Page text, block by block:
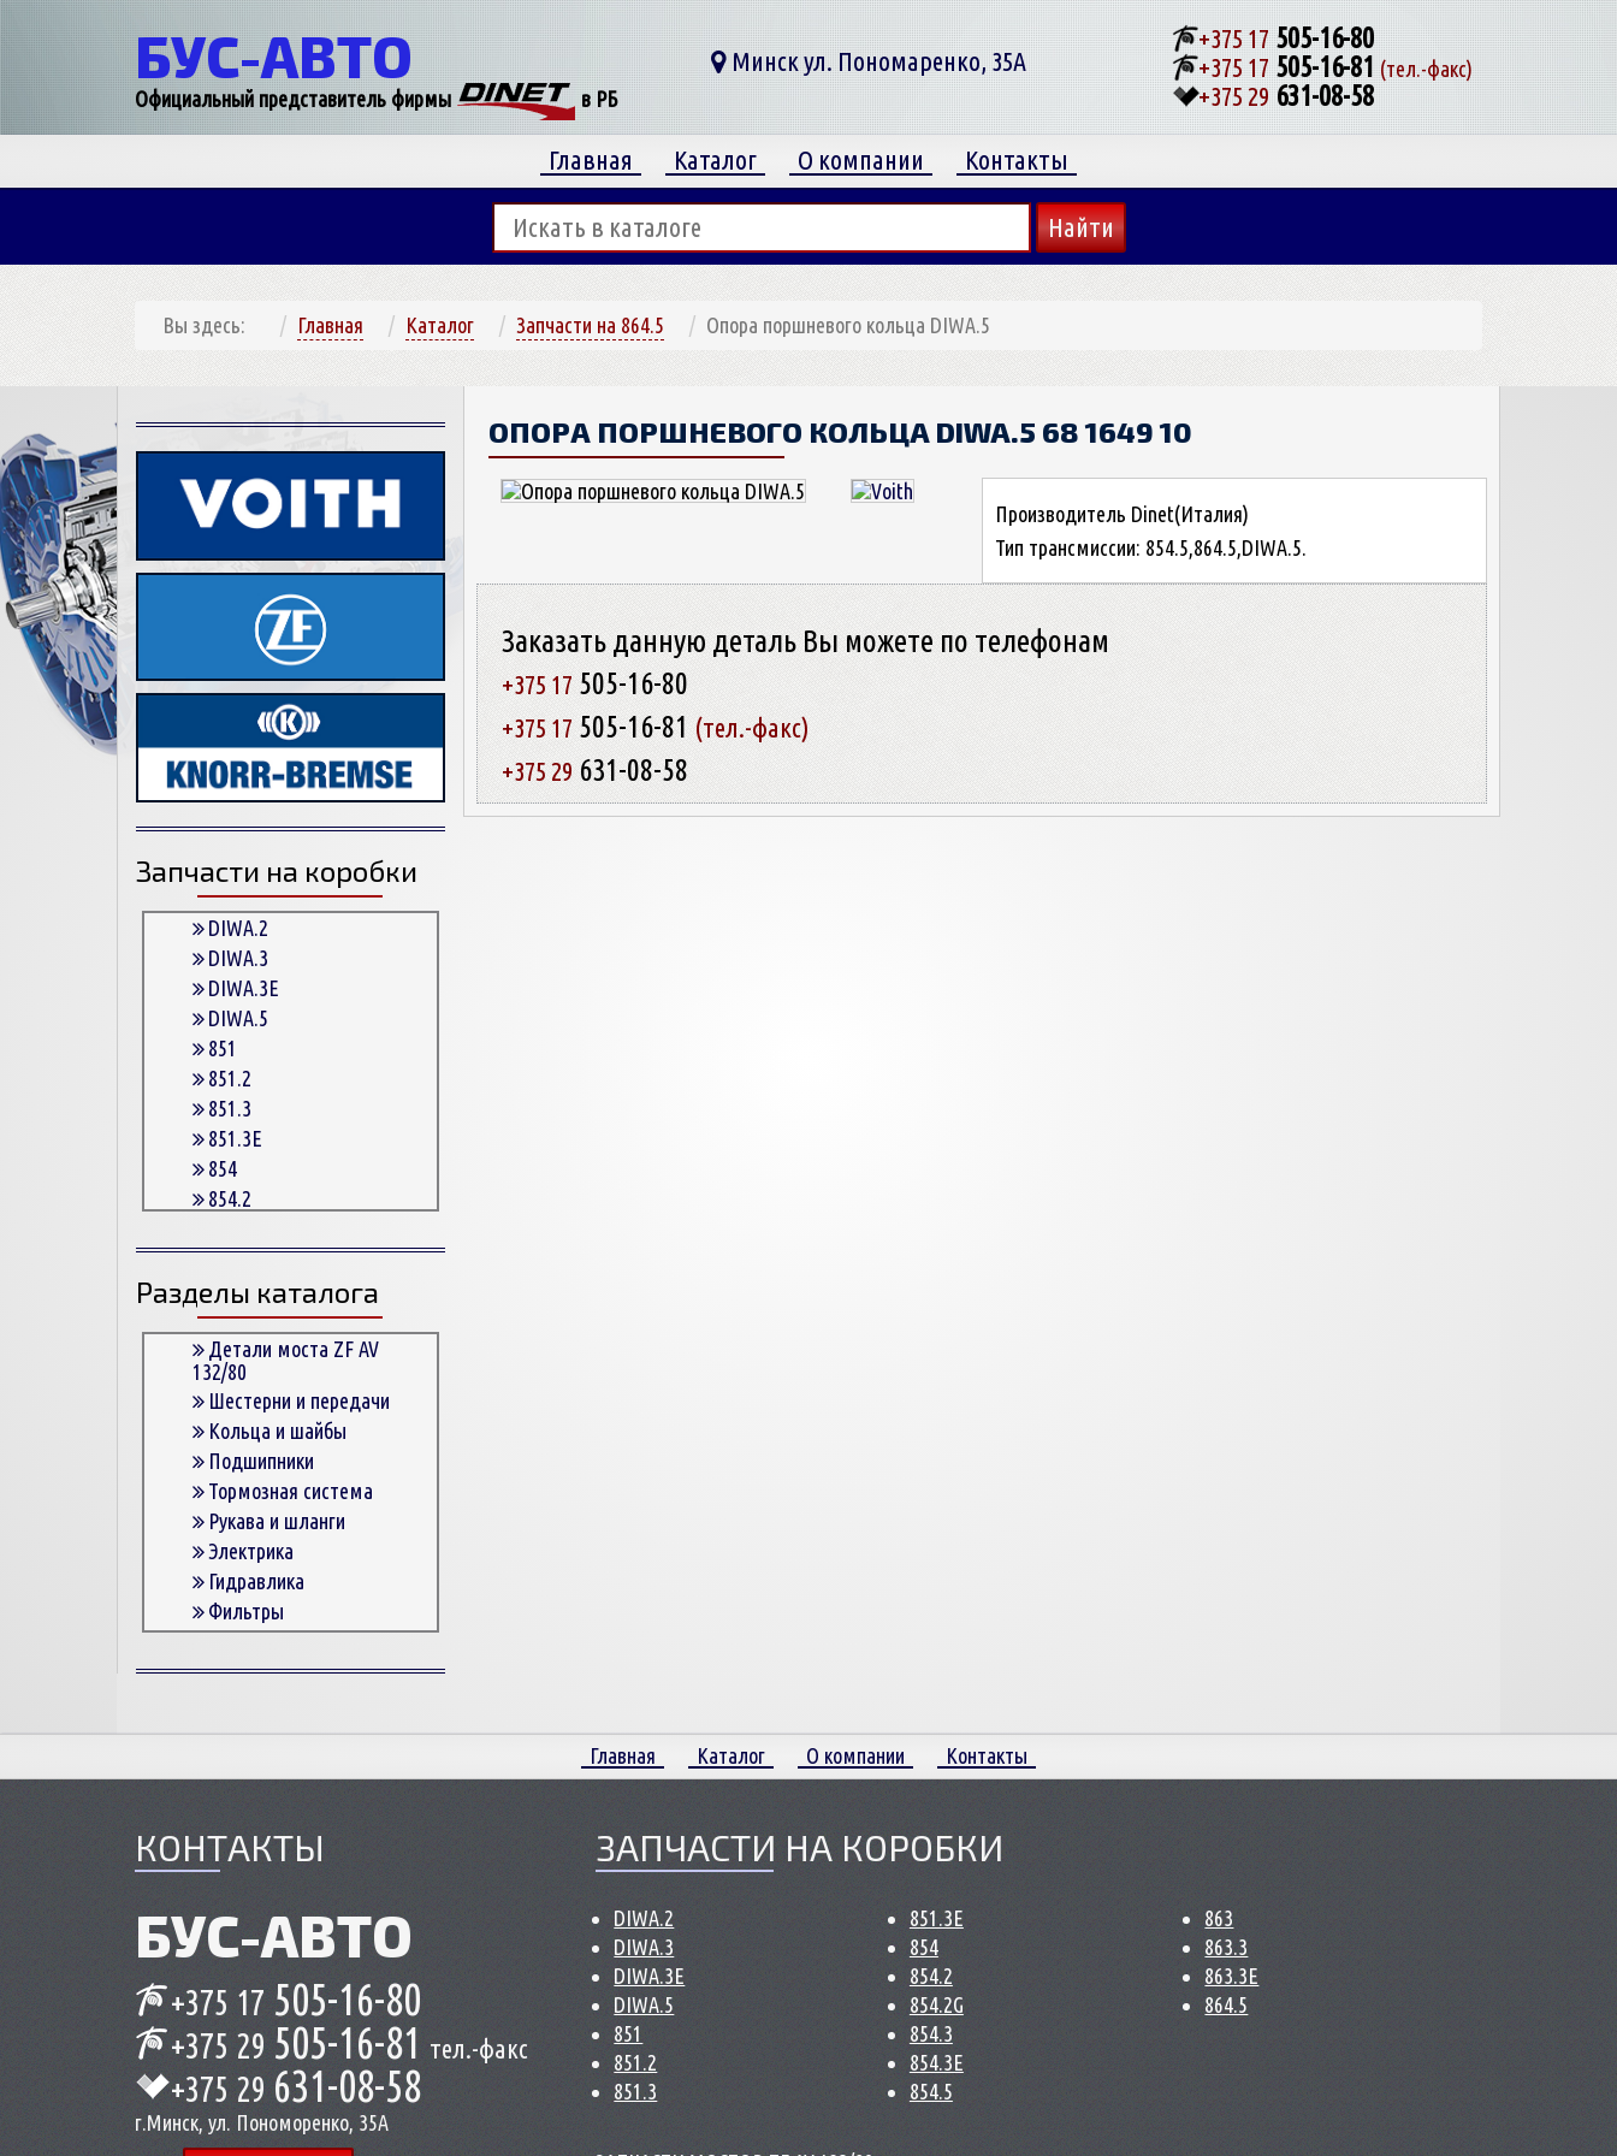
БУС-АВТО
Официальный представитель фирмы в РБ
Минск ул. Пономаренко, 35А
+375 17505-16-80
+375 17 505-16-81 (тел.-факс)
+375 29 631-08-58
Главная Каталог О компании Контакты
Вы здесь: Главная Каталог Запчасти на 864.5 Опора поршневого кольца DIWA.5
Запчасти на коробки
DIWA.2
DIWA.3
DIWA.3E
DIWA.5
851
851.2
851.3
851.3E
854
854.2
854.3
854.3E
854.5
863
863.3
863.3E
864.5
Разделы каталога
Детали моста ZF AV
132/80
Шестерни и передачи
Кольца и шайбы
Подшипники
Тормозная система
Рукава и шланги
Электрика
Гидравлика
Фильтры
Корпусные детали
Пружины и болты
Втулки
ОПОРА ПОРШНЕВОГО КОЛЬЦА DIWA.5 68 1649 10
Производитель Dinet(Италия)
Тип трансмиссии: 854.5,864.5,DIWA.5.
Заказать данную деталь Вы можете по телефонам
+375 17 505-16-80
+375 17 505-16-81 (тел.-факс)
+375 29 631-08-58
Главная Каталог О компании Контакты
КОНТАКТЫ
БУС-АВТО
+375 17 505-16-80
+375 29 505-16-81 тел.-факс
+375 29 631-08-58
г.Минск, ул. Пономоренко, 35А
ЗАПЧАСТИ НА КОРОБКИ
DIWA.2
DIWA.3
DIWA.3E
DIWA.5
851
851.2
851.3
851.3E
854
854.2
854.2G
854.3
854.3E
854.5
863
863.3
863.3E
864.5